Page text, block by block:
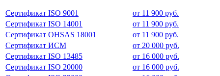
Сертификат ISO 9001
от 11 900 руб.
Сертификат ISO 14001
от 11 900 руб.
Сертификат OHSAS 18001
от 11 900 руб.
Сертификат ИСМ
от 20 000 руб.
Сертификат ISO 13485
от 16 000 руб.
Сертификат ISO 20000
от 16 000 руб.